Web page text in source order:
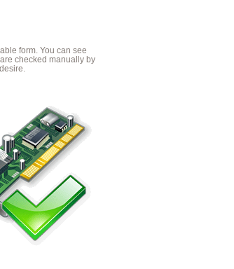
form. You can see
checked manually by